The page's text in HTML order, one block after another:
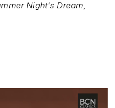
Night's Dream,